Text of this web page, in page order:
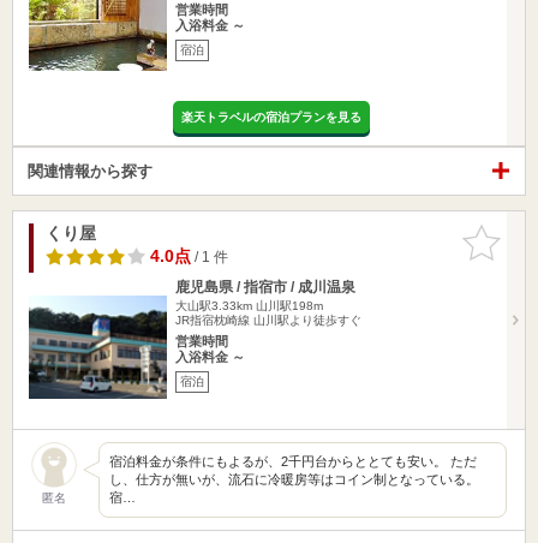
営業時間
入浴料金 ～
宿泊
楽天トラベルの宿泊プランを見る
関連情報から探す
お気に入
りに追加
くり屋
4.0点/ 1 件
鹿児島県 / 指宿市 / 成川温泉
大山駅3.33km 山川駅198m
JR指宿枕崎線 山川駅より徒歩すぐ
営業時間
入浴料金 ～
宿泊
匿名
宿泊料金が条件にもよるが、2千円台からととても安い。 ただ
し、仕方が無いが、流石に冷暖房等はコイン制となっている。
宿…